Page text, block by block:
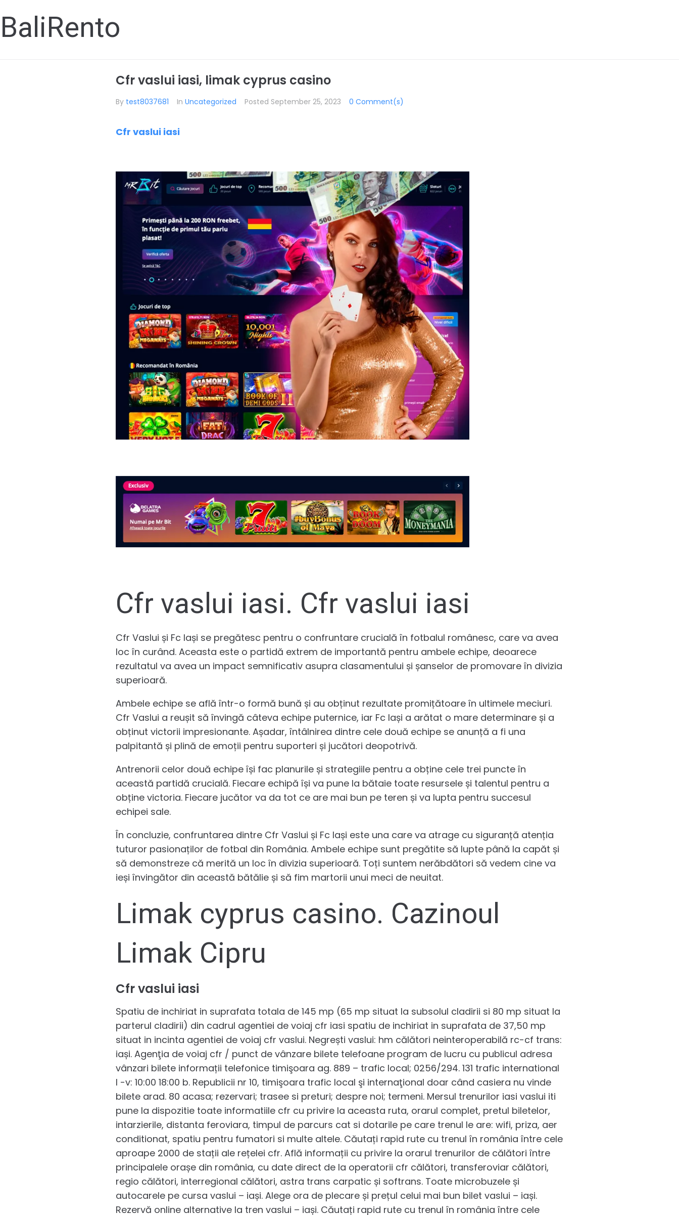
BaliRento
Cfr vaslui iasi, limak cyprus casino
By test8037681 In Uncategorized Posted September 25, 2023 0 Comment(s)
Cfr vaslui iasi
Cfr vaslui iasi. Cfr vaslui iasi
Cfr Vaslui și Fc Iași se pregătesc pentru o confruntare crucială în fotbalul românesc, care va avea
loc în curând. Aceasta este o partidă extrem de importantă pentru ambele echipe, deoarece
rezultatul va avea un impact semnificativ asupra clasamentului și șanselor de promovare în divizia
superioară.
Ambele echipe se află într-o formă bună și au obținut rezultate promițătoare în ultimele meciuri.
Cfr Vaslui a reușit să învingă câteva echipe puternice, iar Fc Iași a arătat o mare determinare și a
obținut victorii impresionante. Așadar, întâlnirea dintre cele două echipe se anunță a fi una
palpitantă și plină de emoții pentru suporteri și jucători deopotrivă.
Antrenorii celor două echipe își fac planurile și strategiile pentru a obține cele trei puncte în
această partidă crucială. Fiecare echipă își va pune la bătaie toate resursele și talentul pentru a
obține victoria. Fiecare jucător va da tot ce are mai bun pe teren și va lupta pentru succesul
echipei sale.
În concluzie, confruntarea dintre Cfr Vaslui și Fc Iași este una care va atrage cu siguranță atenția
tuturor pasionaților de fotbal din România. Ambele echipe sunt pregătite să lupte până la capăt și
să demonstreze că merită un loc în divizia superioară. Toți suntem nerăbdători să vedem cine va
ieși învingător din această bătălie și să fim martorii unui meci de neuitat.
Limak cyprus casino. Cazinoul
Limak Cipru
Cfr vaslui iasi
Spatiu de inchiriat in suprafata totala de 145 mp (65 mp situat la subsolul cladirii si 80 mp situat la
parterul cladirii) din cadrul agentiei de voiaj cfr iasi spatiu de inchiriat in suprafata de 37,50 mp
situat in incinta agentiei de voiaj cfr vaslui. Negrești vaslui: hm călători neinteroperabilă rc-cf trans:
iași. Agenţia de voiaj cfr / punct de vânzare bilete telefoane program de lucru cu publicul adresa
vânzari bilete informații telefonice timişoara ag. 889 – trafic local; 0256/294. 131 trafic international
l -v: 10:00 18:00 b. Republicii nr 10, timişoara trafic local şi internaţional doar când casiera nu vinde
bilete arad. 80 acasa; rezervari; trasee si preturi; despre noi; termeni. Mersul trenurilor iasi vaslui iti
pune la dispozitie toate informatiile cfr cu privire la aceasta ruta, orarul complet, pretul biletelor,
intarzierile, distanta feroviara, timpul de parcurs cat si dotarile pe care trenul le are: wifi, priza, aer
conditionat, spatiu pentru fumatori si multe altele. Căutați rapid rute cu trenul în românia între cele
aproape 2000 de stații ale rețelei cfr. Află informații cu privire la orarul trenurilor de călători între
principalele orașe din românia, cu date direct de la operatorii cfr călători, transferoviar călători,
regio călători, interregional călători, astra trans carpatic și softrans. Toate microbuzele și
autocarele pe cursa vaslui – iași. Alege ora de plecare și prețul celui mai bun bilet vaslui – iași.
Rezervă online alternative la tren vaslui – iași. Căutați rapid rute cu trenul în românia între cele